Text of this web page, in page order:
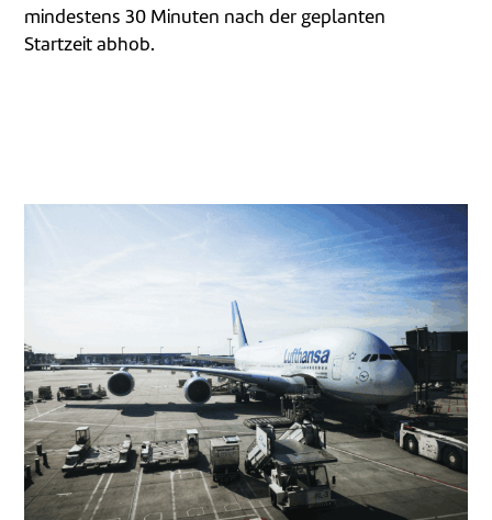
mindestens 30 Minuten nach der geplanten
Startzeit abhob.